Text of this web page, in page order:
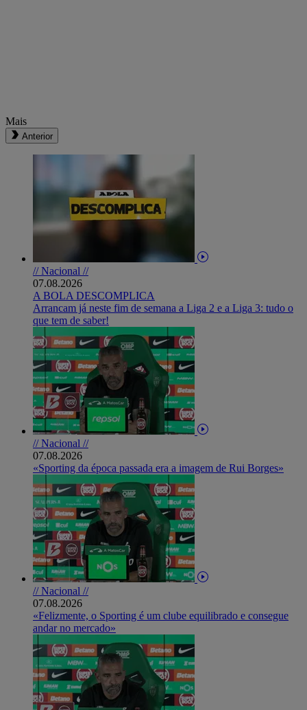
Mais
Anterior
// Nacional //
07.08.2026
A BOLA DESCOMPLICA
Arrancam já neste fim de semana a Liga 2 e a Liga 3: tudo o
que tem de saber!
// Nacional //
07.08.2026
«Sporting da época passada era a imagem de Rui Borges»
// Nacional //
07.08.2026
«Felizmente, o Sporting é um clube equilibrado e consegue
andar no mercado»